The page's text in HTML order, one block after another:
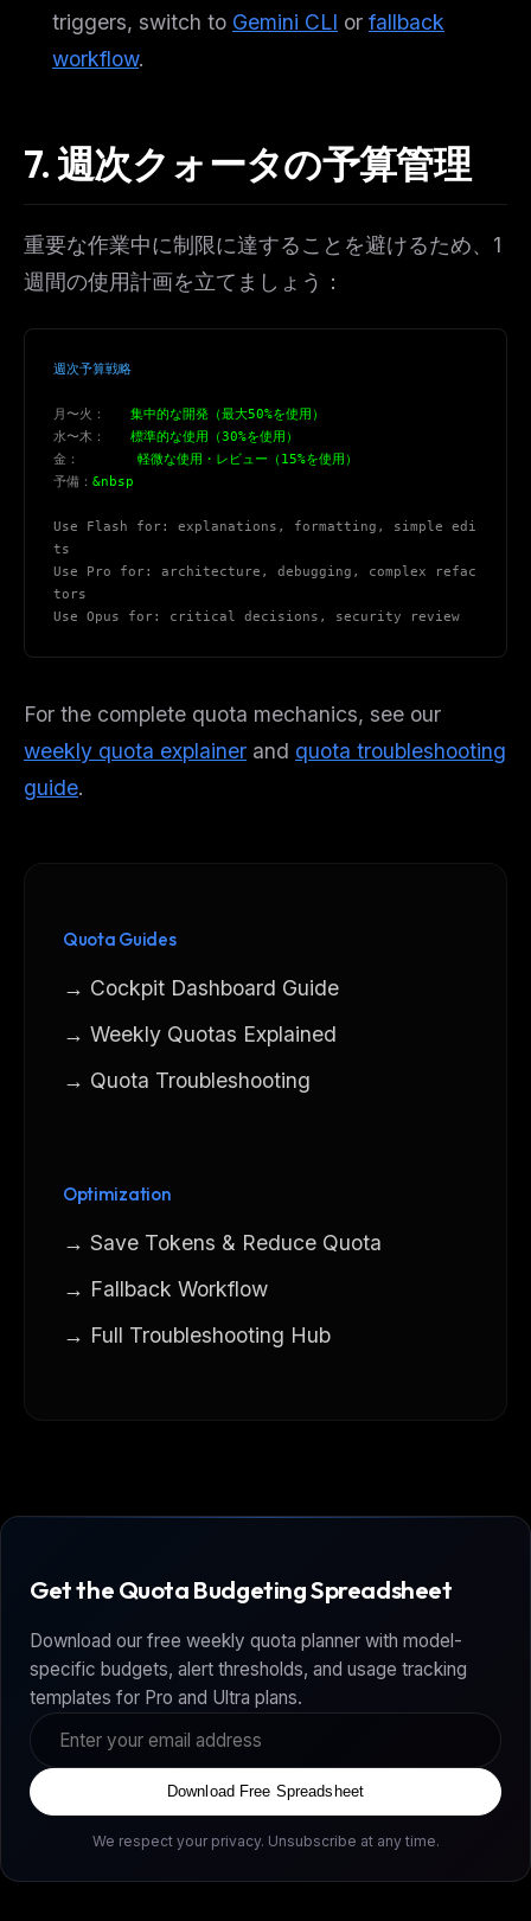
triggers, switch to Gemini CLI or fallback
workflow.
7. 週次クォータの予算管理
重要な作業中に制限に達することを避けるため、1
週間の使用計画を立てましょう：
週次予算戦略
月〜火：
集中的な開発（最大50%を使用）
水〜木：
標準的な使用（30%を使用）
金：
軽微な使用・レビュー（15%を使用）
予備： &nbsp
Use Flash for: explanations, formatting, simple edi
ts
Use Pro for: architecture, debugging, complex refac
tors
Use Opus for: critical decisions, security review
For the complete quota mechanics, see our
weekly quota explainer and quota troubleshooting
guide.
Quota Guides
→ Cockpit Dashboard Guide
→ Weekly Quotas Explained
→ Quota Troubleshooting
Optimization
→ Save Tokens & Reduce Quota
→ Fallback Workflow
→ Full Troubleshooting Hub
Get the Quota Budgeting Spreadsheet
Download our free weekly quota planner with model-
specific budgets, alert thresholds, and usage tracking
templates for Pro and Ultra plans.
Download Free Spreadsheet
We respect your privacy. Unsubscribe at any time.